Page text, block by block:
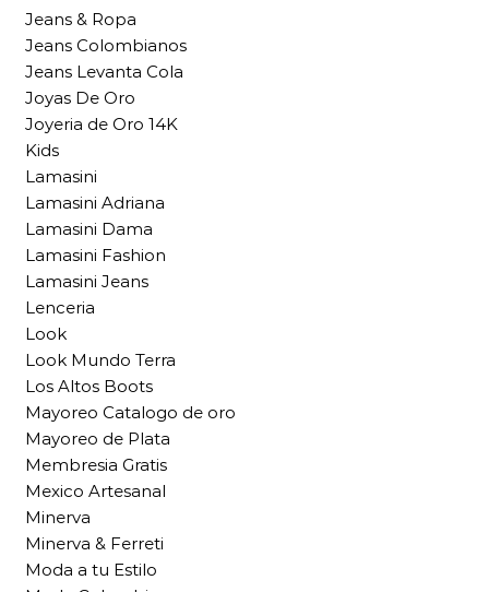
Jeans & Ropa
Jeans Colombianos
Jeans Levanta Cola
Joyas De Oro
Joyeria de Oro 14K
Kids
Lamasini
Lamasini Adriana
Lamasini Dama
Lamasini Fashion
Lamasini Jeans
Lenceria
Look
Look Mundo Terra
Los Altos Boots
Mayoreo Catalogo de oro
Mayoreo de Plata
Membresia Gratis
Mexico Artesanal
Minerva
Minerva & Ferreti
Moda a tu Estilo